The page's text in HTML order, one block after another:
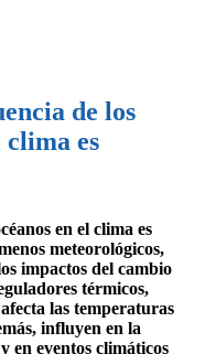
de los
clima es
en el clima es
meteorológicos,
impactos del cambio
térmicos,
las temperaturas
influyen en la
en eventos climáticos